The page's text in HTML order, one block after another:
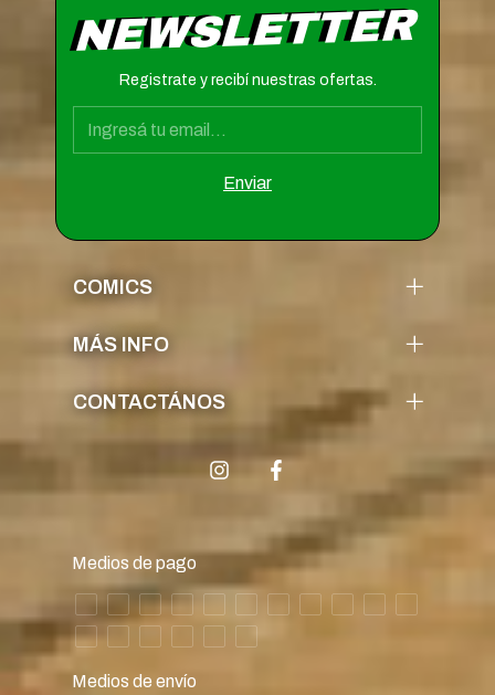
NEWSLETTER
Registrate y recibí nuestras ofertas.
COMICS
MÁS INFO
CONTACTÁNOS
Medios de pago
Medios de envío